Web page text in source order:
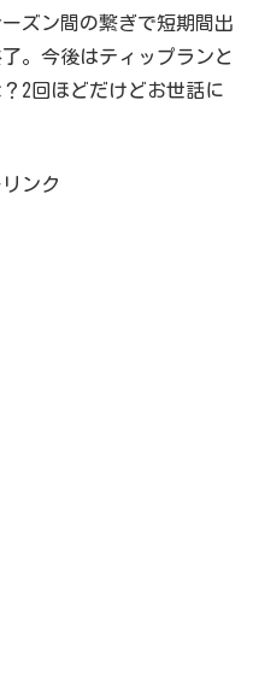
ズン間の繋ぎで短期間出
。今後はティップランと
2回ほどだけどお世話に
ンク